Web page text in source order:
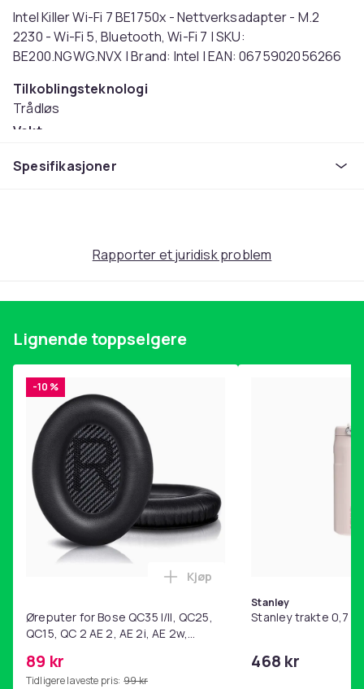
Intel Killer Wi-Fi 7 BE1750x - Nettverksadapter - M.2
2230 - Wi-Fi 5, Bluetooth, Wi-Fi 7 | SKU:
BE200.NGWG.NVX | Brand: Intel | EAN: 0675902056266
Tilkoblingsteknologi
Trådløs
Vekt
Artikkel nr.
Spesifikasjoner
Rapporter et juridisk problem
Lignende toppselgere
-10 %
Øreputer for Bose QC35 I/II, QC25,
QC15, QC 2 AE 2, AE 2i, AE 2w,
89 kr
Tidligere laveste pris: 99 kr
Legg Øreputer for Bose QC35
Kjøp
Stanley
Stanley trakte 0,7 l,
468 kr